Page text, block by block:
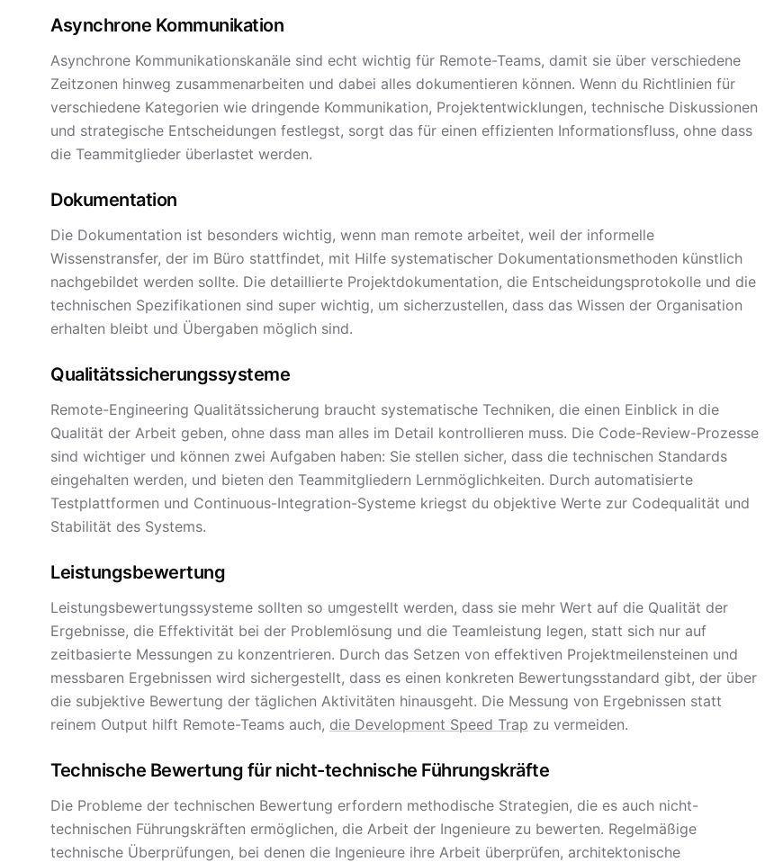
Asynchrone Kommunikation
Asynchrone Kommunikationskanäle sind echt wichtig für Remote-Teams, damit sie über verschiedene
Zeitzonen hinweg zusammenarbeiten und dabei alles dokumentieren können. Wenn du Richtlinien für
verschiedene Kategorien wie dringende Kommunikation, Projektentwicklungen, technische Diskussionen
und strategische Entscheidungen festlegst, sorgt das für einen effizienten Informationsfluss, ohne dass
die Teammitglieder überlastet werden.
Dokumentation
Die Dokumentation ist besonders wichtig, wenn man remote arbeitet, weil der informelle
Wissenstransfer, der im Büro stattfindet, mit Hilfe systematischer Dokumentationsmethoden künstlich
nachgebildet werden sollte. Die detaillierte Projektdokumentation, die Entscheidungsprotokolle und die
technischen Spezifikationen sind super wichtig, um sicherzustellen, dass das Wissen der Organisation
erhalten bleibt und Übergaben möglich sind.
Qualitätssicherungssysteme
Remote-Engineering Qualitätssicherung braucht systematische Techniken, die einen Einblick in die
Qualität der Arbeit geben, ohne dass man alles im Detail kontrollieren muss. Die Code-Review-Prozesse
sind wichtiger und können zwei Aufgaben haben: Sie stellen sicher, dass die technischen Standards
eingehalten werden, und bieten den Teammitgliedern Lernmöglichkeiten. Durch automatisierte
Testplattformen und Continuous-Integration-Systeme kriegst du objektive Werte zur Codequalität und
Stabilität des Systems.
Leistungsbewertung
Leistungsbewertungssysteme sollten so umgestellt werden, dass sie mehr Wert auf die Qualität der
Ergebnisse, die Effektivität bei der Problemlösung und die Teamleistung legen, statt sich nur auf
zeitbasierte Messungen zu konzentrieren. Durch das Setzen von effektiven Projektmeilensteinen und
messbaren Ergebnissen wird sichergestellt, dass es einen konkreten Bewertungsstandard gibt, der über
die subjektive Bewertung der täglichen Aktivitäten hinausgeht. Die Messung von Ergebnissen statt
reinem Output hilft Remote-Teams auch, die Development Speed Trap zu vermeiden.
Technische Bewertung für nicht-technische Führungskräfte
Die Probleme der technischen Bewertung erfordern methodische Strategien, die es auch nicht-
technischen Führungskräften ermöglichen, die Arbeit der Ingenieure zu bewerten. Regelmäßige
technische Überprüfungen, bei denen die Ingenieure ihre Arbeit überprüfen, architektonische